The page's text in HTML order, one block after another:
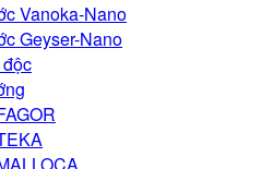
Vanoka-Nano
Geyser-Nano